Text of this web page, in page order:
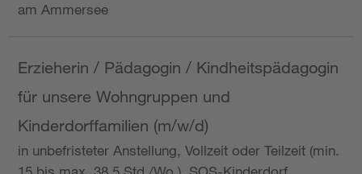
am Ammersee
Erzieherin / Pädagogin / Kindheitspädagogin
für unsere Wohngruppen und
Kinderdorffamilien (m/w/d)
in unbefristeter Anstellung, Vollzeit oder Teilzeit (min.